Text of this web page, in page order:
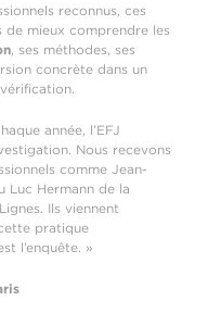
reconnus, ces
mieux comprendre les
, ses méthodes, ses
concrète dans un
année, l’EFJ
Nous recevons
comme Jean-
Luc Hermann de la
Ils viennent
pratique
l’enquête. »